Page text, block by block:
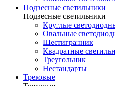
Подвесные светильники
Подвесные светильники
Круглые
Овальные
Шестигранник
Квадратные
Треугольник
Нестандарты
Трековые